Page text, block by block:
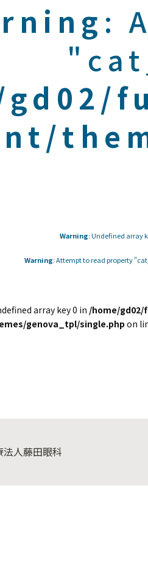
:
gd02/
Warning: Undefined array
Warning: Attempt to read property
array key 0 in /home/
genova_tpl/single.php on
法人藤田眼科